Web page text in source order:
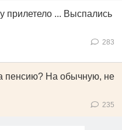
прилетело ... Выспались
283
пенсию? На обычную, не
235